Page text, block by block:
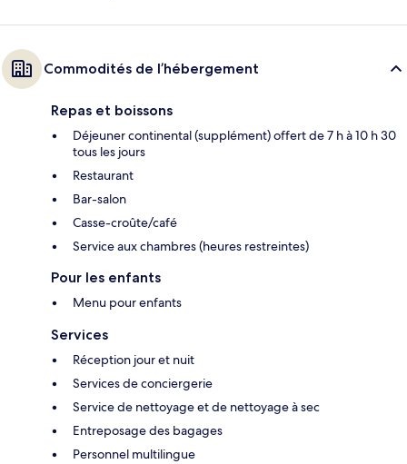
Commodités de l’hébergement
Repas et boissons
Déjeuner continental (supplément) offert de 7 h à 10 h 30
tous les jours
Restaurant
Bar-salon
Casse-croûte/café
Service aux chambres (heures restreintes)
Pour les enfants
Menu pour enfants
Services
Réception jour et nuit
Services de conciergerie
Service de nettoyage et de nettoyage à sec
Entreposage des bagages
Personnel multilingue